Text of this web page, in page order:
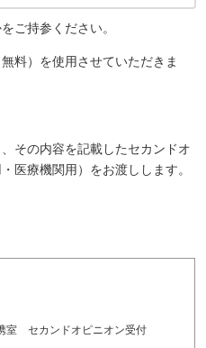
ご持参ください。
料）を使用させていただきま
その内容を記載したセカンドオ
医療機関用）をお渡しします。
室 セカンドオピニオン受付